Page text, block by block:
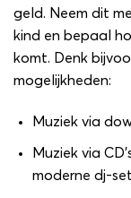
geld. Neem dit
kind en bepaal
komt. Denk
mogelijkheden:
Muziek via
Muziek via
moderne dj-